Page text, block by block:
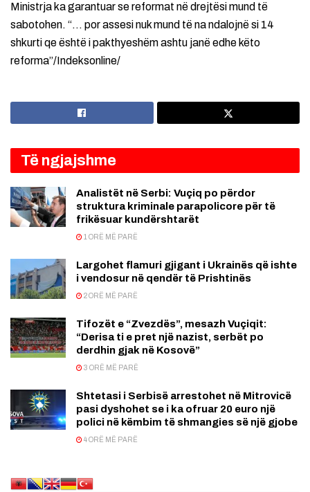
Ministrja ka garantuar se reformat në drejtësi mund të
sabotohen. “… por assesi nuk mund të na ndalojnë si 14
shkurti qe është i pakthyeshëm ashtu janë edhe këto
reforma”/Indeksonline/
Të ngjajshme
Analistët në Serbi: Vuçiq po përdor
struktura kriminale parapolicore për të
frikësuar kundërshtarët
1 ORË MË PARË
Largohet flamuri gjigant i Ukrainës që ishte
i vendosur në qendër të Prishtinës
2 ORË MË PARË
Tifozët e “Zvezdës”, mesazh Vuçiqit:
“Derisa ti e pret një nazist, serbët po
derdhin gjak në Kosovë”
3 ORË MË PARË
Shtetasi i Serbisë arrestohet në Mitrovicë
pasi dyshohet se i ka ofruar 20 euro një
polici në këmbim të shmangies së një gjobe
4 ORË MË PARË